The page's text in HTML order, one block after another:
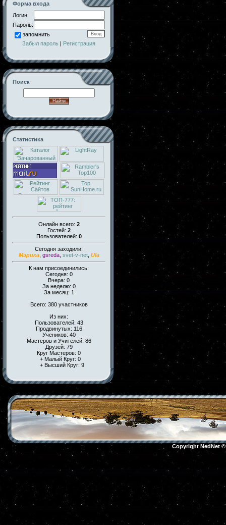
Форма входа
Логин:
Пароль:
запомнить
Забыл пароль | Регистрация
Поиск
Статистика
Онлайн всего: 2
Гостей: 2
Пользователей: 0
Сегодня заходили:
Мэрика, gsreda, svet-v-net, Ula
К нам присоединились:
Сегодня: 0
Вчера: 0
За неделю: 0
За месяц: 1
Всего: 380 участников
Из них:
Пользователей: 43
Продвинутых: 116
Учеников: 40
Мастеров и Учителей: 86
Друзей: 79
Круг Мастеров: 0
+ Малый Круг: 0
+ Высший Круг: 9
Copyright NedNet